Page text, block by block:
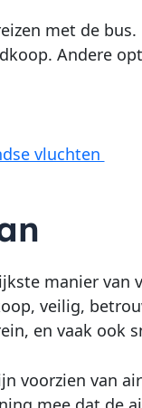
met de
Andere
vluchten
manier van
veilig,
en vaak ook
voorzien van